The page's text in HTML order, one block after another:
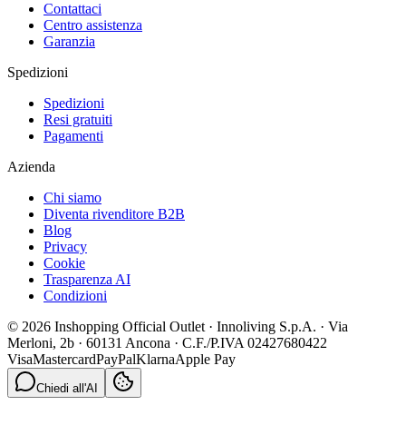
Contattaci
Centro assistenza
Garanzia
Spedizioni
Spedizioni
Resi gratuiti
Pagamenti
Azienda
Chi siamo
Diventa rivenditore B2B
Blog
Privacy
Cookie
Trasparenza AI
Condizioni
© 2026 Inshopping Official Outlet · Innoliving S.p.A. · Via
Merloni, 2b · 60131 Ancona · C.F./P.IVA 02427680422
VisaMastercardPayPalKlarnaApple Pay
Chiedi all'AI